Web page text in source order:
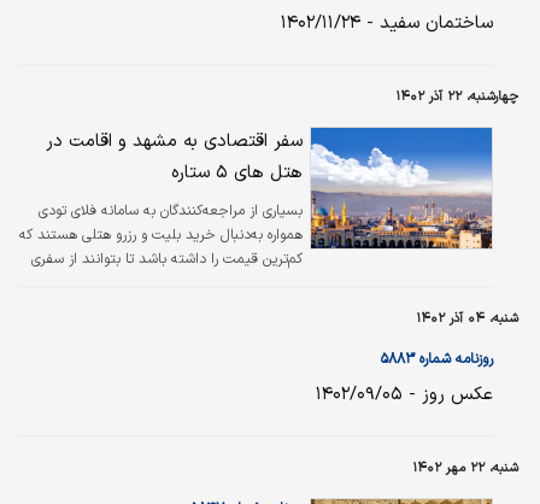
ساختمان سفید - ۱۴۰۲/۱۱/۲۴
چهارشنبه، ۲۲ آذر ۱۴۰۲
سفر اقتصادی به مشهد و اقامت در
هتل های ۵ ستاره
بسیاری از مراجعه‌کنندگان به سامانه فلای تودی
همواره به‌دنبال خرید بلیت و رزرو هتلی هستند که
کم‌ترین قیمت را داشته باشد تا بتوانند از سفری
شنبه، ۰۴ آذر ۱۴۰۲
روزنامه شماره ۵۸۸۳
عکس روز - ۱۴۰۲/۰۹/۰۵
شنبه، ۲۲ مهر ۱۴۰۲